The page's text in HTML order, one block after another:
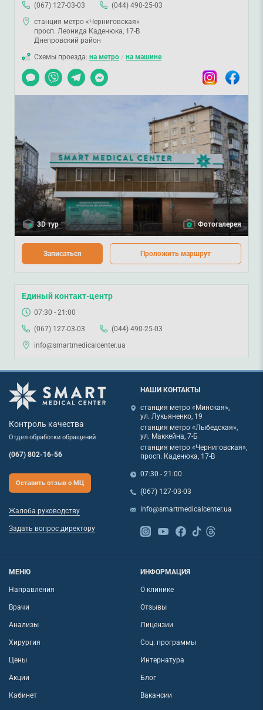
(067) 127-03-03
(044) 490-25-03
станция метро «Черниговская»
просп. Леонида Каденюка, 17-В
Днепровский район
Схемы проезда: на метро / на машине
Чат
Viber TelegramMessenger InstagramFacebook
3D тур Фотогалерея
Записаться Проложить маршрут
Единый контакт-центр
07:30 - 21:00
(067) 127-03-03
(044) 490-25-03
info@smartmedicalcenter.ua
Контроль качества
Отдел обработки обращений
(067) 802-16-56
Оставить отзыв о МЦ
Жалоба руководству
Задать вопрос директору
НАШИ КОНТАКТЫ
станция метро «Минская»,
ул. Лукьяненко, 19
станция метро «Лыбедская»,
ул. Маккейна, 7-Б
станция метро «Черниговская»,
просп. Каденюка, 17-В
07:30 - 21:00
(067) 127-03-03
info@smartmedicalcenter.ua
МЕНЮ
Направления
Врачи
Анализы
Хирургия
Цены
Акции
Кабинет
ИНФОРМАЦИЯ
О клинике
Отзывы
Лицензии
Соц. программы
Интернатура
Блог
Вакансии